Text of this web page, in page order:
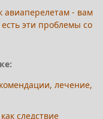
авиаперелетам - вам
эти проблемы со
лечение,
следствие